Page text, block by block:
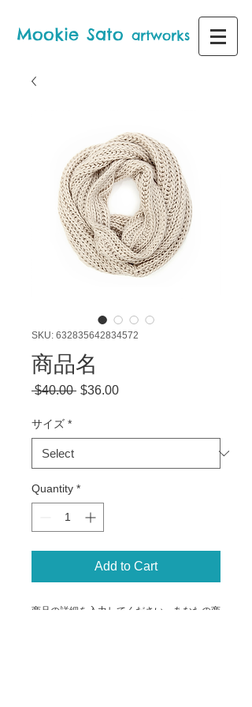
Mookie Sato artworks
SKU: 632835642834572
商品名
$40.00 Regular
$36.00Sale
サイズ *
Quantity *
Add to Cart
商品の詳細を入力してください。あなたの商